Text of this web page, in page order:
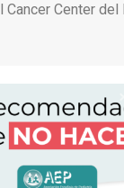
Cancer Center